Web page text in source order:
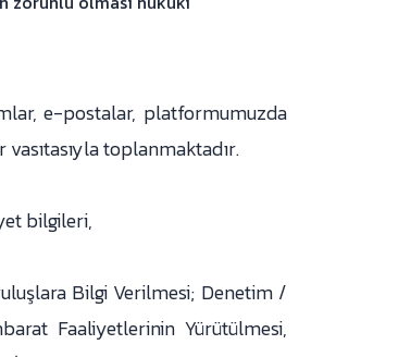
e-postalar, platformumuzda
toplanmaktadır.
bilgileri,
Bilgi Verilmesi; Denetim /
Faaliyetlerinin Yürütülmesi,